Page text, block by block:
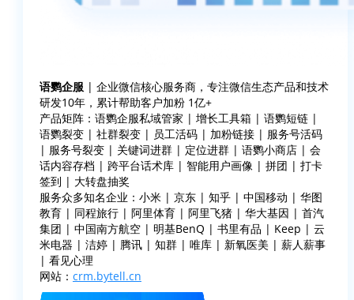
语鹦企服 | 企业微信核心服务商，专注微信生态产品和技术
研发10年，累计帮助客户加粉 1亿+
产品矩阵：语鹦企服私域管家 | 增长工具箱 | 语鹦短链 |
语鹦裂变 | 社群裂变 | 员工活码 | 加粉链接 | 服务号活码
| 服务号裂变 | 关键词进群 | 定位进群 | 语鹦小商店 | 会
话内容存档 | 跨平台话术库 | 智能用户画像 | 拼团 | 打卡
签到 | 大转盘抽奖
服务众多知名企业：小米 | 京东 | 知乎 | 中国移动 | 华图
教育 | 同程旅行 | 阿里体育 | 阿里飞猪 | 华大基因 | 首汽
集团 | 中国南方航空 | 明基BenQ | 书里有品 | Keep | 云
米电器 | 洁婷 | 腾讯 | 知群 | 唯库 | 新氧医美 | 薪人薪事
| 看见心理
网站： crm.bytell.cn